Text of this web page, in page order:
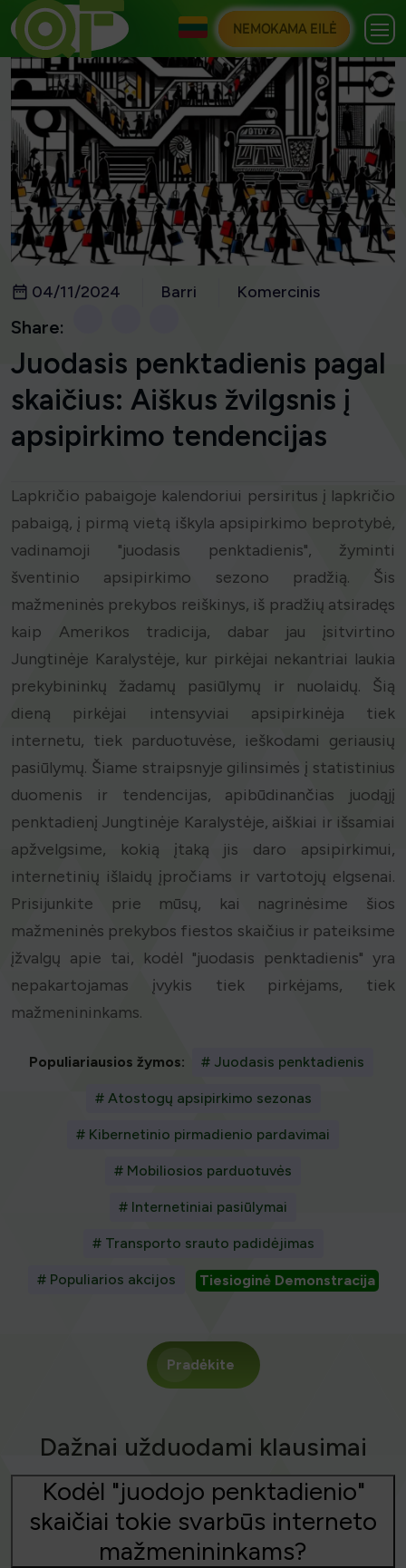
NEMOKAMA EILĖ
04/11/2024 Barri Komercinis
Share:
Juodasis penktadienis pagal
skaičius: Aiškus žvilgsnis į
apsipirkimo tendencijas
Lapkričio pabaigoje kalendoriui persiritus į lapkričio
pabaigą, į pirmą vietą iškyla apsipirkimo beprotybė,
vadinamoji "juodasis penktadienis", žyminti
šventinio apsipirkimo sezono pradžią. Šis
mažmeninės prekybos reiškinys, iš pradžių atsiradęs
kaip Amerikos tradicija, dabar jau įsitvirtino
Jungtinėje Karalystėje, kur pirkėjai nekantriai laukia
prekybininkų žadamų pasiūlymų ir nuolaidų. Šią
dieną pirkėjai intensyviai apsipirkinėja tiek
internetu, tiek parduotuvėse, ieškodami geriausių
pasiūlymų. Šiame straipsnyje gilinsimės į statistinius
duomenis ir tendencijas, apibūdinančias juodąjį
penktadienį Jungtinėje Karalystėje, aiškiai ir išsamiai
apžvelgsime, kokią įtaką jis daro apsipirkimui,
internetinių išlaidų įpročiams ir vartotojų elgsenai.
Prisijunkite prie mūsų, kai nagrinėsime šios
mažmeninės prekybos fiestos skaičius ir pateiksime
įžvalgų apie tai, kodėl "juodasis penktadienis" yra
nepakartojamas įvykis tiek pirkėjams, tiek
mažmenininkams.
Populiariausios žymos: # Juodasis penktadienis
# Atostogų apsipirkimo sezonas
# Kibernetinio pirmadienio pardavimai
# Mobiliosios parduotuvės
# Internetiniai pasiūlymai
# Transporto srauto padidėjimas
# Populiarios akcijos Tiesioginė Demonstracija
Pradėkite
Dažnai užduodami klausimai
Kodėl "juodojo penktadienio"
skaičiai tokie svarbūs interneto
mažmenininkams?